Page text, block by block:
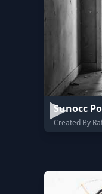
Sunocc
Created By